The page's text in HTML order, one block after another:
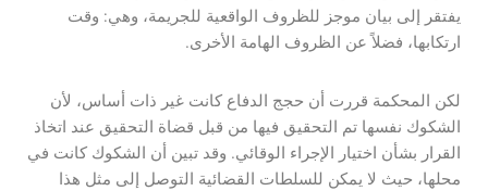
يفتقر إلى بيان موجز للظروف الواقعية للجريمة، وهي: وقت
ارتكابها، فضلاً عن الظروف الهامة الأخرى.
لكن المحكمة قررت أن حجج الدفاع كانت غير ذات أساس، لأن
الشكوك نفسها تم التحقيق فيها من قبل قضاة التحقيق عند اتخاذ
القرار بشأن اختيار الإجراء الوقائي. وقد تبين أن الشكوك كانت في
محلها، حيث لا يمكن للسلطات القضائية التوصل إلى مثل هذا